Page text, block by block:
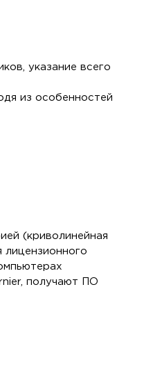
указание всего
из особенностей
(криволинейная
лицензионного
получают ПО